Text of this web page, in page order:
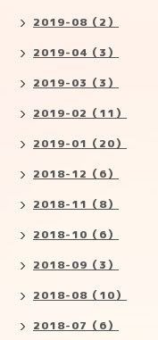
2019-08（2）
2019-04（3）
2019-03（3）
2019-02（11）
2019-01（20）
2018-12（6）
2018-11（8）
2018-10（6）
2018-09（3）
2018-08（10）
2018-07（6）